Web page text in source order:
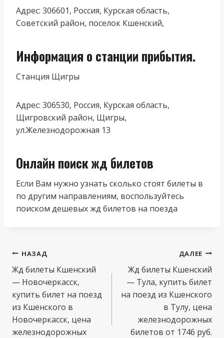
Адрес: 306601, Россия, Курская область,
Советский район, поселок Кшенский,
Информация о станции прибытия.
Станция Щигры
Адрес: 306530, Россия, Курская область,
Щигровский район, Щигры,
ул.Железнодорожная 13
Онлайн поиск жд билетов
Если Вам нужно узнать сколько стоят билеты в
по другим направлениям, воспользуйтесь
поиском дешевых жд билетов на поезда
Навигация
по
записям
НАЗАД
Жд билеты Кшенский
— Новочеркасск,
купить билет на поезд
из Кшенского в
Новочеркасск, цена
железнодорожных
ДАЛЕЕ
Жд билеты Кшенский
— Тула, купить билет
на поезд из Кшенского
в Тулу, цена
железнодорожных
билетов от 1746 руб.